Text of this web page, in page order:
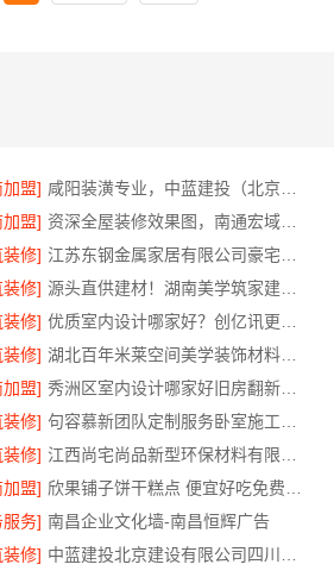
加盟]
加盟]
装修]
装修]
装修]
装修]
加盟]
装修]
装修]
加盟]
服务] 南昌企业文化墙-南昌恒辉广告
装修]